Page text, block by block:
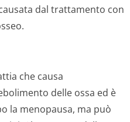
dal trattamento con
che causa
delle ossa ed è
la menopausa, ma può